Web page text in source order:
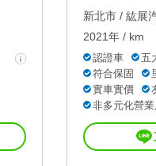
新北市 / 紘展
2021年 / km
認證車
五
符合保固
實車實價
非多元化營